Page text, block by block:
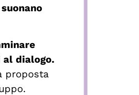
dialogo.
proposta